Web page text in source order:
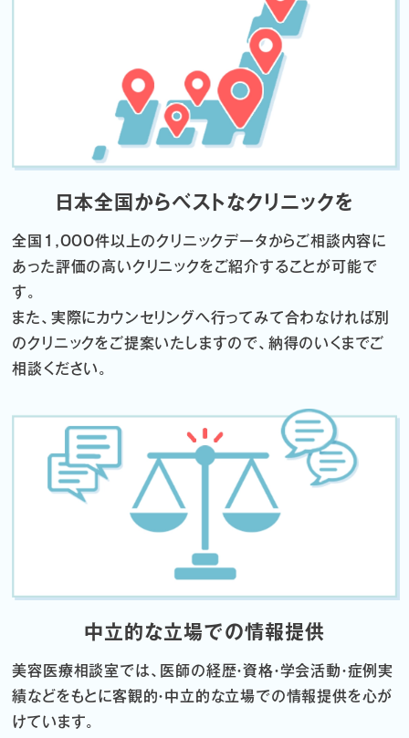
日本全国からベストなクリニックを
全国1,000件以上のクリニックデータからご相談内容に
あった評価の高いクリニックをご紹介することが可能で
す。
また、実際にカウンセリングへ行ってみて合わなければ別
のクリニックをご提案いたしますので、納得のいくまでご
相談ください。
中立的な立場での情報提供
美容医療相談室では、医師の経歴・資格・学会活動・症例実
績などをもとに客観的・中立的な立場での情報提供を心が
けています。